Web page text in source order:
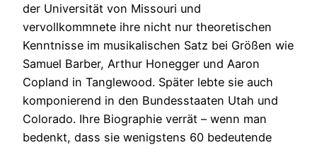
der Universität von Missouri und
vervollkommnete ihre nicht nur theoretischen
Kenntnisse im musikalischen Satz bei Größen wie
Samuel Barber, Arthur Honegger und Aaron
Copland in Tanglewood. Später lebte sie auch
komponierend in den Bundesstaaten Utah und
Colorado. Ihre Biographie verrät – wenn man
bedenkt, dass sie wenigstens 60 bedeutende